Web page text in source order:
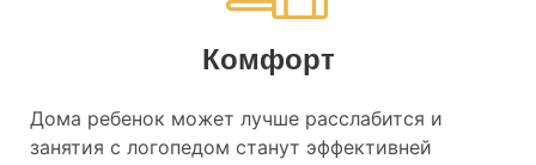
Комфорт
Дома ребенок может лучше расслабится и
занятия с логопедом станут эффективней